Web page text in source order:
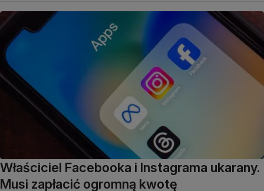
Właściciel Facebooka i Instagrama ukarany.
Musi zapłacić ogromną kwotę